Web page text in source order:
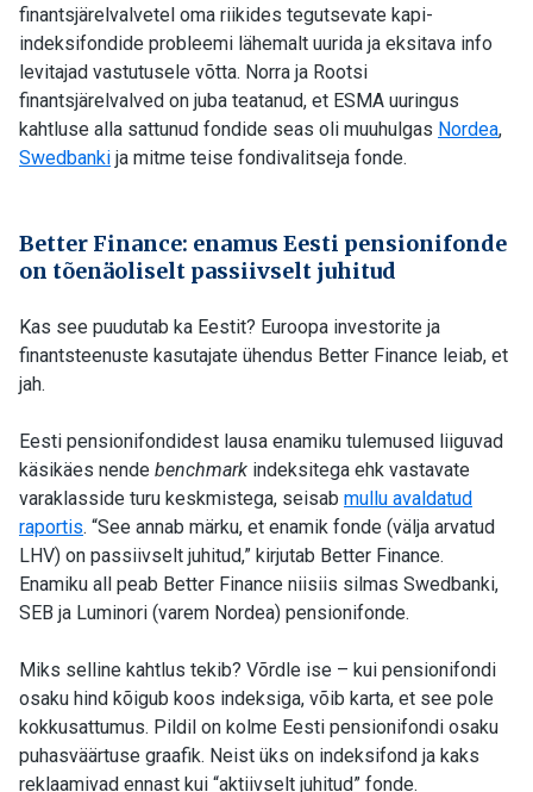
finantsjärelvalvetel oma riikides tegutsevate kapi-
indeksifondide probleemi lähemalt uurida ja eksitava info
levitajad vastutusele võtta. Norra ja Rootsi
finantsjärelvalved on juba teatanud, et ESMA uuringus
kahtluse alla sattunud fondide seas oli muuhulgas Nordea,
Swedbanki ja mitme teise fondivalitseja fonde.
Better Finance: enamus Eesti pensionifonde
on tõenäoliselt passiivselt juhitud
Kas see puudutab ka Eestit? Euroopa investorite ja
finantsteenuste kasutajate ühendus Better Finance leiab, et
jah.
Eesti pensionifondidest lausa enamiku tulemused liiguvad
käsikäes nende benchmark indeksitega ehk vastavate
varaklasside turu keskmistega, seisab mullu avaldatud
raportis. “See annab märku, et enamik fonde (välja arvatud
LHV) on passiivselt juhitud,” kirjutab Better Finance.
Enamiku all peab Better Finance niisiis silmas Swedbanki,
SEB ja Luminori (varem Nordea) pensionifonde.
Miks selline kahtlus tekib? Võrdle ise – kui pensionifondi
osaku hind kõigub koos indeksiga, võib karta, et see pole
kokkusattumus. Pildil on kolme Eesti pensionifondi osaku
puhasväärtuse graafik. Neist üks on indeksifond ja kaks
reklaamivad ennast kui “aktiivselt juhitud” fonde.